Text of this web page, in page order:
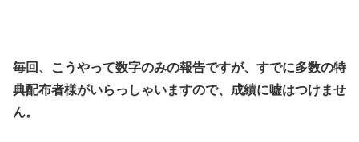
毎回、こうやって数字のみの報告ですが、すでに多数の特
典配布者様がいらっしゃいますので、成績に嘘はつけませ
ん。